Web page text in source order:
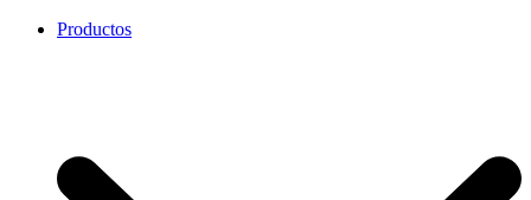
Productos